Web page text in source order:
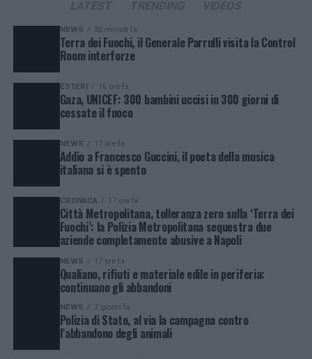
NEWS 30 minuti fa
Terra dei Fuochi, il Generale Parrulli visita la Control
Room interforze
ESTERI 16 ore fa
Gaza, UNICEF: 300 bambini uccisi in 300 giorni di
cessate il fuoco
NEWS 17 ore fa
Addio a Francesco Guccini, il poeta della musica
italiana si è spento
CRONACA 17 ore fa
Città Metropolitana, tolleranza zero sulla ‘Terra dei
Fuochi’: la Polizia Metropolitana sequestra due
aziende completamente abusive a Napoli
NEWS 17 ore fa
Qualiano, rifiuti e materiale edile in periferia:
continuano gli abbandoni
NEWS 7 giorni fa
Polizia di Stato, al via la campagna contro
l’abbandono degli animali